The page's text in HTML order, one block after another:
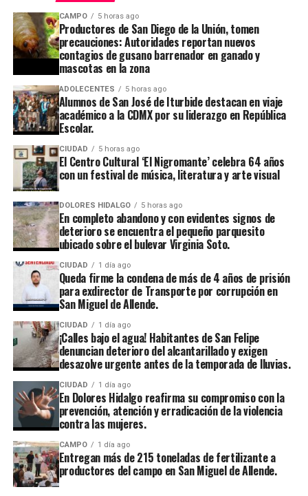
CAMPO 5 horas ago
Productores de San Diego de la Unión, tomen
precauciones: Autoridades reportan nuevos
contagios de gusano barrenador en ganado y
mascotas en la zona
ADOLECENTES 5 horas ago
Alumnos de San José de Iturbide destacan en viaje
académico a la CDMX por su liderazgo en República
Escolar.
CIUDAD 5 horas ago
El Centro Cultural ‘El Nigromante’ celebra 64 años
con un festival de música, literatura y arte visual
DOLORES HIDALGO 5 horas ago
En completo abandono y con evidentes signos de
deterioro se encuentra el pequeño parquesito
ubicado sobre el bulevar Virginia Soto.
CIUDAD 1 día ago
Queda firme la condena de más de 4 años de prisión
para exdirector de Transporte por corrupción en
San Miguel de Allende.
CIUDAD 1 día ago
¡Calles bajo el agua! Habitantes de San Felipe
denuncian deterioro del alcantarillado y exigen
desazolve urgente antes de la temporada de lluvias.
CIUDAD 1 día ago
En Dolores Hidalgo reafirma su compromiso con la
prevención, atención y erradicación de la violencia
contra las mujeres.
CAMPO 1 día ago
Entregan más de 215 toneladas de fertilizante a
productores del campo en San Miguel de Allende.